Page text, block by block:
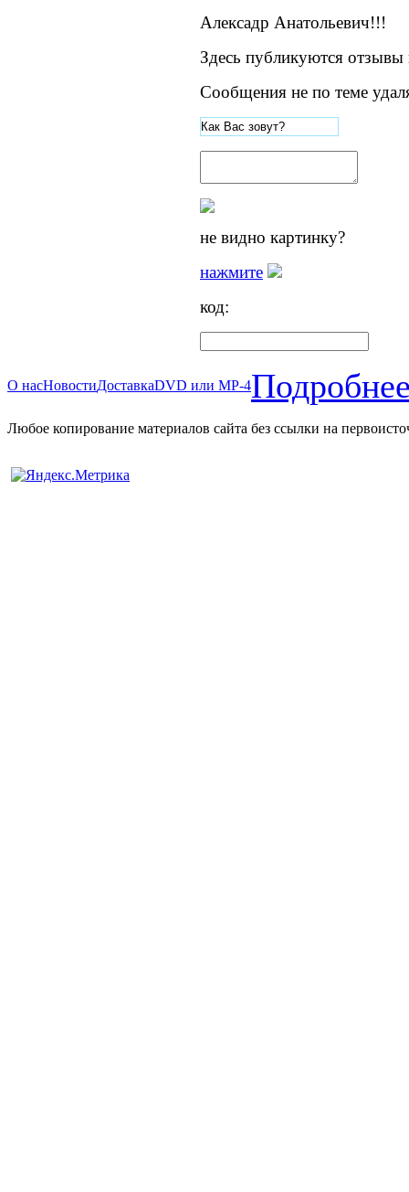
Алексадр Анатольевич!!!
Здесь публикуются отзывы
Сообщения не по теме
не видно картинку?
нажмите
код:
О насНовостиДоставкаDVD или MP-4
Любое копирование материалов сайта без ссылки на